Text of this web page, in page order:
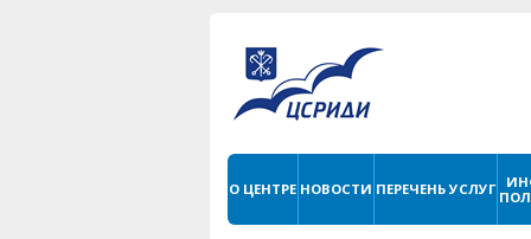
О ЦЕНТРЕ НОВОСТИ ПЕРЕЧЕНЬ УСЛУГ